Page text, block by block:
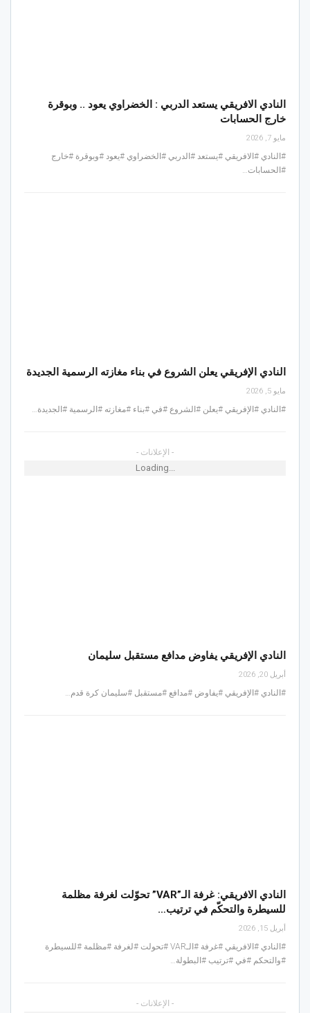
النادي الافريقي يستعد الدربي : الخضراوي يعود .. وبوقرة
خارج الحسابات
مايو 7, 2026
#النادي #الافريقي #يستعد #الدربي #الخضراوي #يعود #وبوقرة #خارج
#الحسابات…
النادي الإفريقي يعلن الشروع في بناء مغازته الرسمية الجديدة
مايو 5, 2026
#النادي #الإفريقي #يعلن #الشروع #في #بناء #مغازته #الرسمية #الجديدة…
- الإعلانات -
Loading...
النادي الإفريقي يفاوض مدافع مستقبل سليمان
أبريل 20, 2026
#النادي #الإفريقي #يفاوض #مدافع #مستقبل #سليمان كرة قدم…
النادي الافريقي: غرفة الـ”VAR” تحوّلت لغرفة مظلمة
للسيطرة والتحكّم في ترتيب…
أبريل 15, 2026
#النادي #الافريقي #غرفة #الـVAR #تحولت #لغرفة #مظلمة #للسيطرة
#والتحكم #في #ترتيب #البطولة…
- الإعلانات -